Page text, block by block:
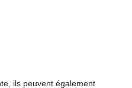
ils peuvent également